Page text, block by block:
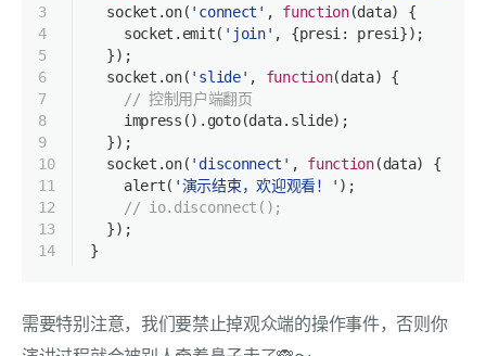
3
4
5
6
7
8
9
10
11
12
13
14
  socket.on(
'connect' , function(data) {
    socket.emit(
'join' , {presi : presi});
  });
  socket.on(
'slide' , function(data) {
// 控制用户端翻页
    impress().goto(data.slide);
  });
  socket.on(
'disconnect' , function(data) {
    alert(
'演示结束，欢迎观看！' );
// io.disconnect();
  });
}
需要特别注意，我们要禁止掉观众端的操作事件，否则你